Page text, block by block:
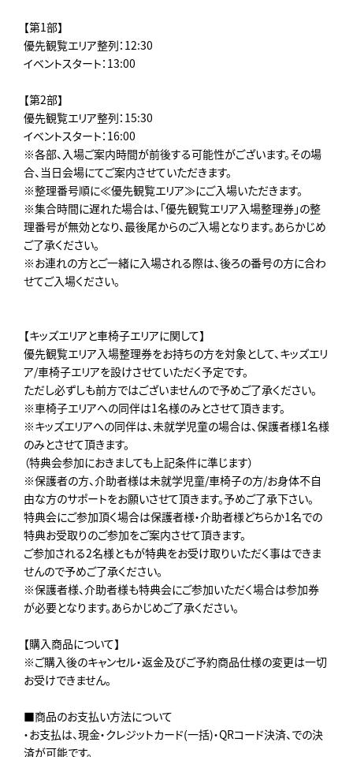
【第1部】
優先観覧エリア整列：12:30
イベントスタート：13:00
【第2部】
優先観覧エリア整列：15:30
イベントスタート：16:00
※各部、入場ご案内時間が前後する可能性がございます。その場
合、当日会場にてご案内させていただきます。
※整理番号順に≪優先観覧エリア≫にご入場いただきます。
※集合時間に遅れた場合は、「優先観覧エリア入場整理券」の整
理番号が無効となり、最後尾からのご入場となります。あらかじめ
ご了承ください。
※お連れの方とご一緒に入場される際は、後ろの番号の方に合わ
せてご入場ください。
【キッズエリアと車椅子エリアに関して】
優先観覧エリア入場整理券をお持ちの方を対象として、キッズエリ
ア/車椅子エリアを設けさせていただく予定です。
ただし必ずしも前方ではございませんので予めご了承ください。
※車椅子エリアへの同伴は1名様のみとさせて頂きます。
※キッズエリアへの同伴は、未就学児童の場合は、保護者様1名様
のみとさせて頂きます。
（特典会参加におきましても上記条件に準じます）
※保護者の方、介助者様は未就学児童/車椅子の方/お身体不自
由な方のサポートをお願いさせて頂きます。予めご了承下さい。
特典会にご参加頂く場合は保護者様・介助者様どちらか1名での
特典お受取りのご参加をご案内させて頂きます。
ご参加される2名様ともが特典をお受け取りいただく事はできま
せんので予めご了承ください。
※保護者様、介助者様も特典会にご参加いただく場合は参加券
が必要となります。あらかじめご了承ください。
【購入商品について】
※ご購入後のキャンセル・返金及びご予約商品仕様の変更は一切
お受けできません。
■商品のお支払い方法について
・お支払は、現金・クレジットカード(一括)・QRコード決済、での決
済が可能です。